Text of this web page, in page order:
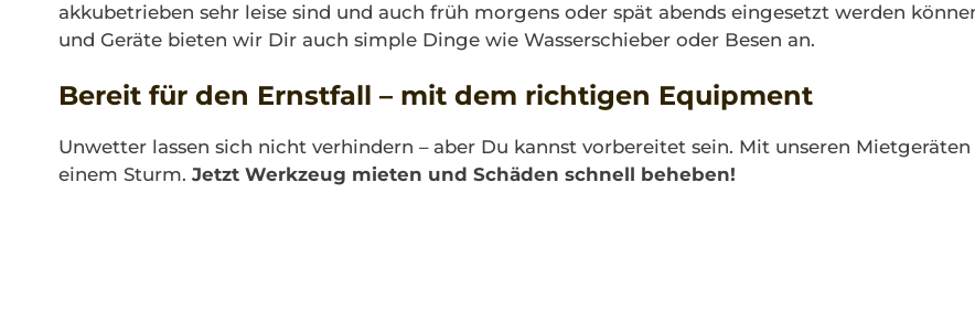
akkubetrieben sehr leise sind und auch früh morgens oder spät abends eingesetzt werden
und Geräte bieten wir Dir auch simple Dinge wie Wasserschieber oder Besen an.
Bereit für den Ernstfall – mit dem richtigen Equipment
Unwetter lassen sich nicht verhindern – aber Du kannst vorbereitet sein. Mit unseren
einem Sturm. Jetzt Werkzeug mieten und Schäden schnell beheben!